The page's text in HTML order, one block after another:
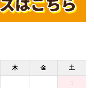
木 金 土
1